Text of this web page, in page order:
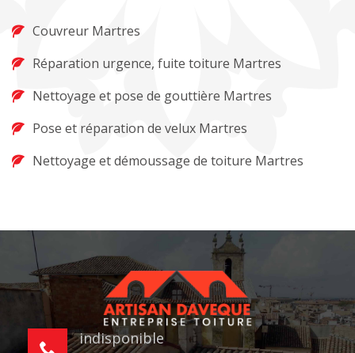
Couvreur Martres
Réparation urgence, fuite toiture Martres
Nettoyage et pose de gouttière Martres
Pose et réparation de velux Martres
Nettoyage et démoussage de toiture Martres
indisponible